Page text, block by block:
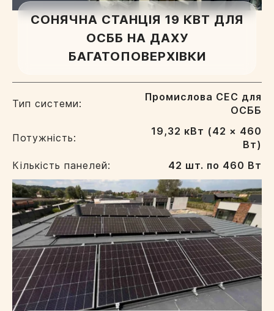
СОНЯЧНА СТАНЦІЯ 19 КВТ ДЛЯ
ОСББ НА ДАХУ
БАГАТОПОВЕРХІВКИ
Тип системи:
Промислова СЕС для
ОСББ
Потужність:
19,32 кВт (42 × 460
Вт)
Кількість панелей:
42 шт. по 460 Вт